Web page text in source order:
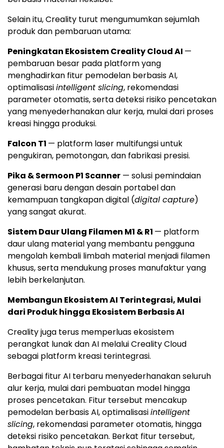
Selain itu, Creality turut mengumumkan sejumlah
produk dan pembaruan utama:
Peningkatan Ekosistem Creality Cloud AI —
pembaruan besar pada platform yang
menghadirkan fitur pemodelan berbasis AI,
optimalisasiintelligent slicing, rekomendasi
parameter otomatis, serta deteksi risiko pencetakan
yang menyederhanakan alur kerja, mulai dari proses
kreasi hingga produksi.
Falcon T1 — platform laser multifungsi untuk
pengukiran, pemotongan, dan fabrikasi presisi.
Pika & Sermoon P1 Scanner — solusi pemindaian
generasi baru dengan desain portabel dan
kemampuan tangkapan digital (digital capture)
yang sangat akurat.
Sistem Daur Ulang Filamen M1 & R1 — platform
daur ulang material yang membantu pengguna
mengolah kembali limbah material menjadi filamen
khusus, serta mendukung proses manufaktur yang
lebih berkelanjutan.
Membangun Ekosistem AI Terintegrasi, Mulai
dari Produk hingga Ekosistem Berbasis AI
Creality juga terus memperluas ekosistem
perangkat lunak dan AI melalui Creality Cloud
sebagai platform kreasi terintegrasi.
Berbagai fitur AI terbaru menyederhanakan seluruh
alur kerja, mulai dari pembuatan model hingga
proses pencetakan. Fitur tersebut mencakup
pemodelan berbasis AI, optimalisasiintelligent
slicing, rekomendasi parameter otomatis, hingga
deteksi risiko pencetakan. Berkat fitur tersebut,